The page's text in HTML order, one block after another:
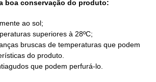
boa conservação do produto:
ao sol;
superiores à 28ºC;
bruscas de temperaturas que podem
do produto.
que podem perfurá-lo.